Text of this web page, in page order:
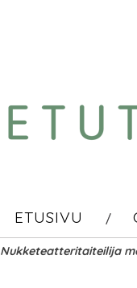
ETUSIVU
Nukketeatteritaiteilija